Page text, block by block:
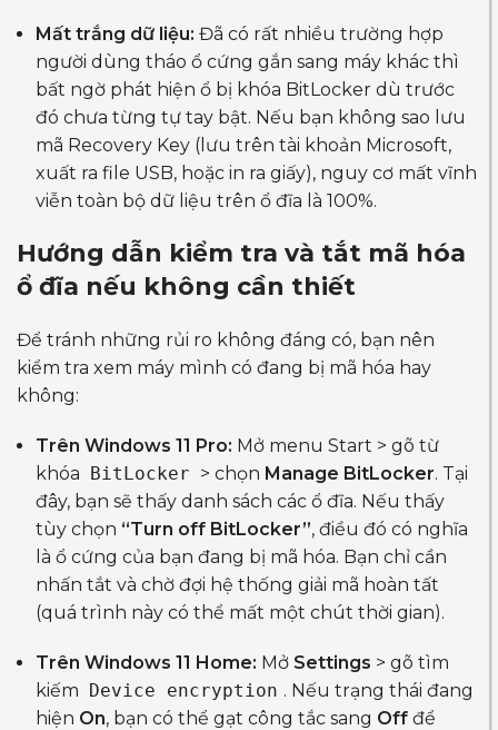
Mất trắng dữ liệu: Đã có rất nhiều trường hợp
người dùng tháo ổ cứng gắn sang máy khác thì
bất ngờ phát hiện ổ bị khóa BitLocker dù trước
đó chưa từng tự tay bật. Nếu bạn không sao lưu
mã Recovery Key (lưu trên tài khoản Microsoft,
xuất ra file USB, hoặc in ra giấy), nguy cơ mất vĩnh
viễn toàn bộ dữ liệu trên ổ đĩa là 100%.
Hướng dẫn kiểm tra và tắt mã hóa
ổ đĩa nếu không cần thiết
Để tránh những rủi ro không đáng có, bạn nên
kiểm tra xem máy mình có đang bị mã hóa hay
không:
Trên Windows 11 Pro: Mở menu Start > gõ từ
khóa BitLocker > chọn Manage BitLocker. Tại
đây, bạn sẽ thấy danh sách các ổ đĩa. Nếu thấy
tùy chọn “Turn off BitLocker”, điều đó có nghĩa
là ổ cứng của bạn đang bị mã hóa. Bạn chỉ cần
nhấn tắt và chờ đợi hệ thống giải mã hoàn tất
(quá trình này có thể mất một chút thời gian).
Trên Windows 11 Home: Mở Settings > gõ tìm
kiếm Device encryption . Nếu trạng thái đang
hiện On, bạn có thể gạt công tắc sang Off để